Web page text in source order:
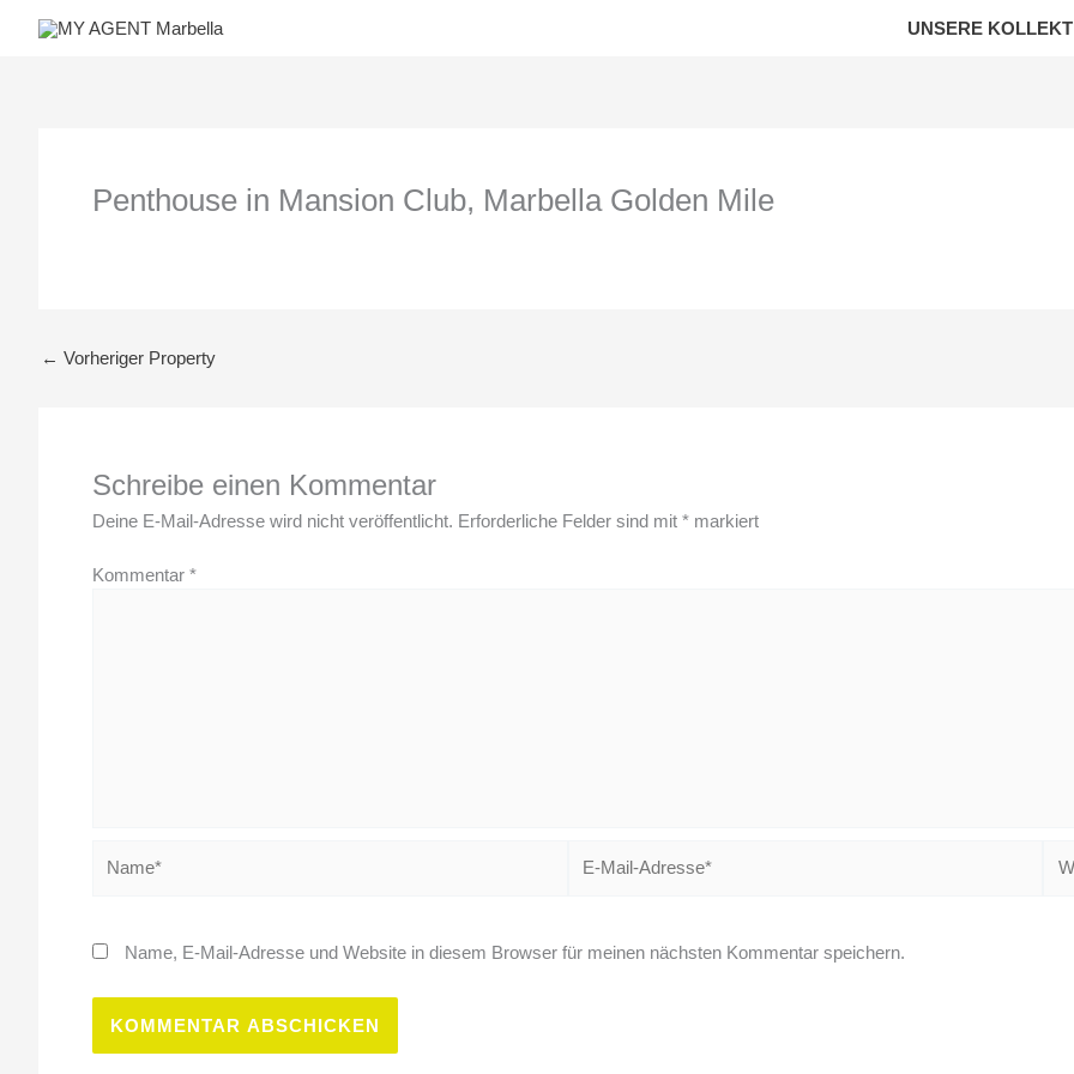
Inhalt
UNSERE
Penthouse in Mansion Club, Marbella Golden Mile
← Vorheriger Property
Schreibe einen Kommentar
Deine E-Mail-Adresse wird nicht veröffentlicht. Erforderliche Felder sind mit * markiert
Kommentar *
Mail-
Name, E-Mail-Adresse und Website in diesem Browser für meinen nächsten Kommentar speichern.